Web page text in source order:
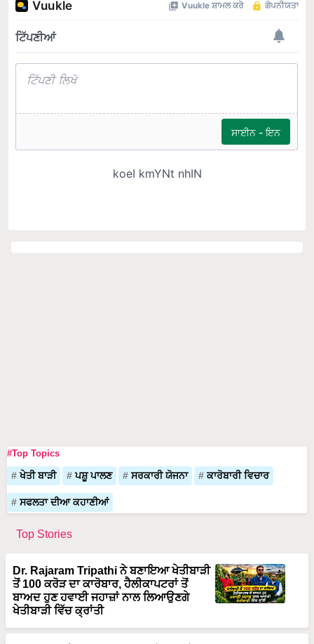
#Top Topics
ਖੇਤੀ ਬਾੜੀ ਪਸ਼ੂ ਪਾਲਣ ਸਰਕਾਰੀ ਯੋਜਨਾ ਕਾਰੋਬਾਰੀ ਵਿਚਾਰ
ਸਫਲਤਾ ਦੀਆ ਕਹਾਣੀਆਂ
Top Stories
Dr. Rajaram Tripathi ਨੇ ਬਣਾਇਆ ਖੇਤੀਬਾੜੀ
ਤੋਂ 100 ਕਰੋੜ ਦਾ ਕਾਰੋਬਾਰ, ਹੈਲੀਕਾਪਟਰਾਂ ਤੋਂ
ਬਾਅਦ ਹੁਣ ਹਵਾਈ ਜਹਾਜ਼ਾਂ ਨਾਲ ਲਿਆਉਣਗੇ
ਖੇਤੀਬਾੜੀ ਵਿੱਚ ਕ੍ਰਾਂਤੀ